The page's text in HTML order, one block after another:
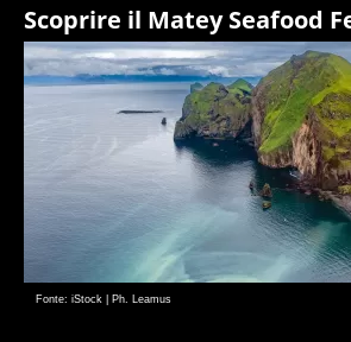
Scoprire il Matey Seafood
Fonte: iStock | Ph. Leamus